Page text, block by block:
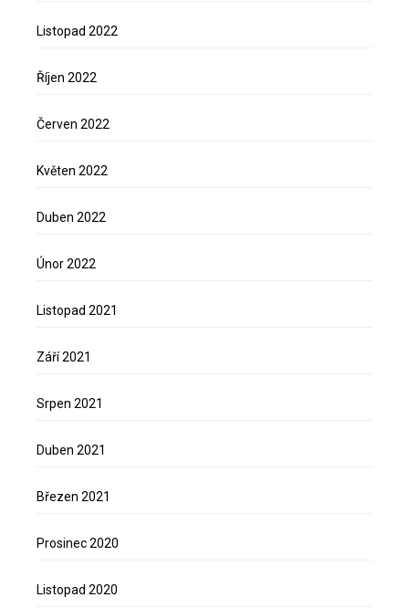
Listopad 2022
Říjen 2022
Červen 2022
Květen 2022
Duben 2022
Únor 2022
Listopad 2021
Září 2021
Srpen 2021
Duben 2021
Březen 2021
Prosinec 2020
Listopad 2020